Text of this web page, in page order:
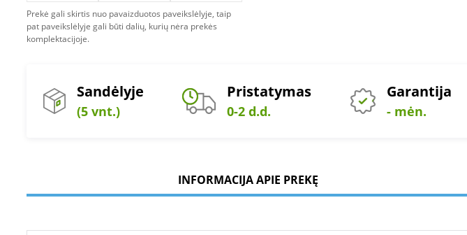
Prekė gali skirtis nuo pavaizduotos paveikslėlyje, taip
pat paveikslėlyje gali būti dalių, kurių nėra prekės
komplektacijoje.
Sandėlyje
(5 vnt.)
Pristatymas
0-2 d.d.
Garantija
- mėn.
INFORMACIJA APIE PREKĘ